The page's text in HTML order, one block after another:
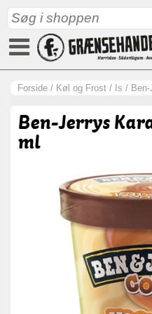
Forside / Køl og Frost / Is /
Ben-Jerrys
ml